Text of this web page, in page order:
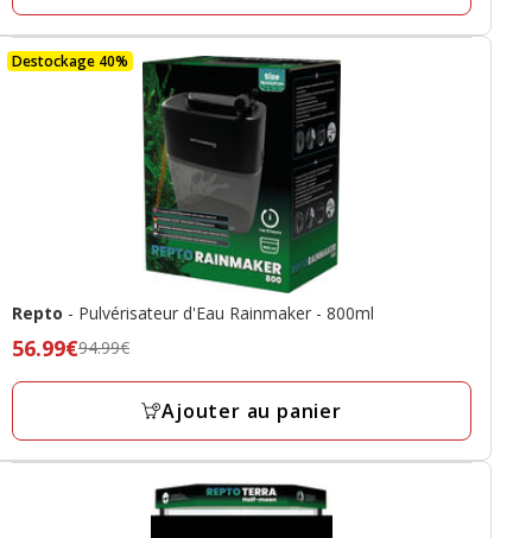
Destockage 40%
Repto - Pulvérisateur d'Eau Rainmaker - 800ml
Prix
précédent
prix
final
56.99€94.99€
Ajouter au panier